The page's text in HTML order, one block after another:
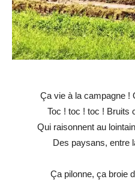
Ça vie à la campagne !
Toc ! toc ! toc ! Bruits
Qui raisonnent au
Des paysans, entre
Ça pilonne, ça broie